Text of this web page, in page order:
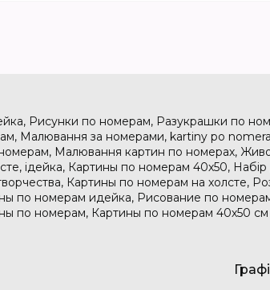
Рисунки по номерам, Разукрашки по
Малювання за номерами, kartiny po
Малювання картин по номерах,
ідейка, Картины по номерам 40х50,
Картины по номерам на холсте,
по номерам идейка, Рисование по
по номерам, Картины по номерам 40х50 см